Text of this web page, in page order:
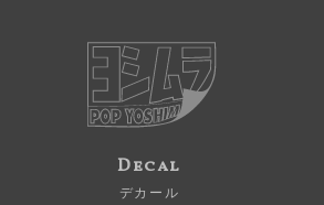
Decal
デカール